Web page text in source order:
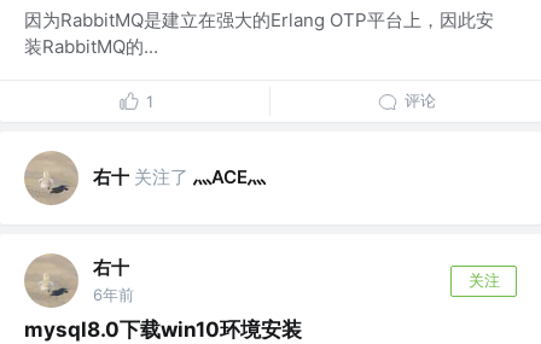
因为RabbitMQ是建立在强大的Erlang OTP平台上，因此安
装RabbitMQ的...
1 评论
右十 关注了 灬ACE灬
右十
6年前
关注
mysql8.0下载win10环境安装